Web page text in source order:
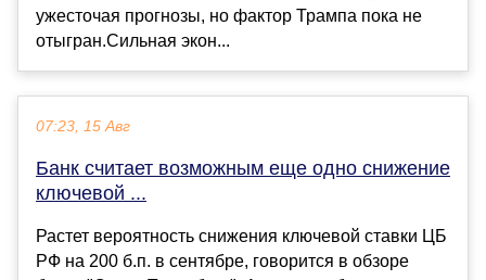
ужесточая прогнозы, но фактор Трампа пока не
отыгран.Сильная экон...
07:23, 15 Авг
Банк считает возможным еще одно снижение
ключевой ...
Растет вероятность снижения ключевой ставки ЦБ
РФ на 200 б.п. в сентябре, говорится в обзоре